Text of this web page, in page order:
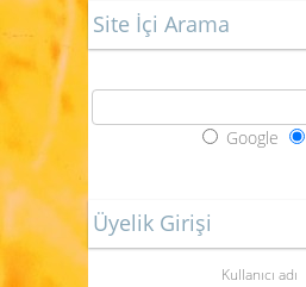
Site İçi Arama
Google
Üyelik Girişi
Kullanıcı adı